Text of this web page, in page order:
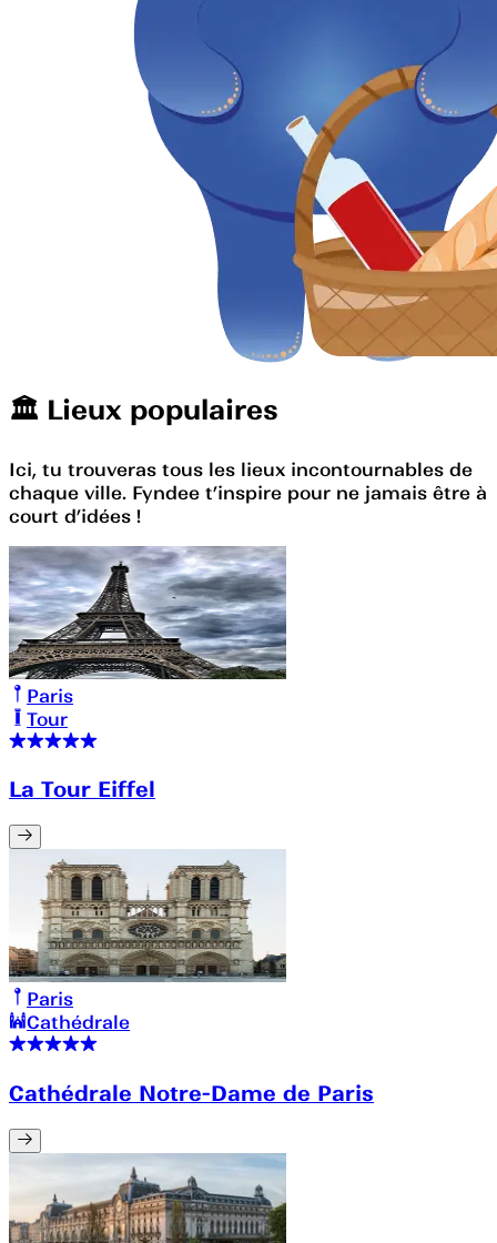
🏛️️ Lieux populaires
Ici, tu trouveras tous les lieux incontournables de
chaque ville. Fyndee t’inspire pour ne jamais être à
court d’idées !
Paris
Tour
La Tour Eiffel
Paris
Cathédrale
Cathédrale Notre-Dame de Paris